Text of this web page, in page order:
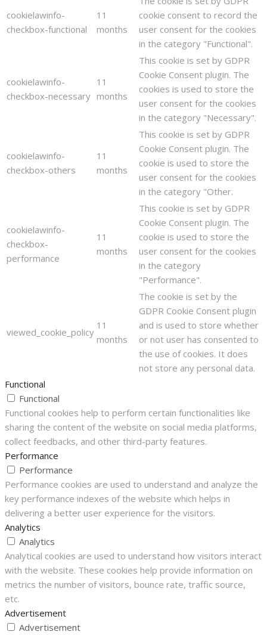
cookielawinfo-
checkbox-functional
11
months
cookie consent to record the
user consent for the cookies
in the category "Functional".
cookielawinfo-
checkbox-necessary
11
months
This cookie is set by GDPR
Cookie Consent plugin. The
cookies is used to store the
user consent for the cookies
in the category "Necessary".
cookielawinfo-
checkbox-others
11
months
This cookie is set by GDPR
Cookie Consent plugin. The
cookie is used to store the
user consent for the cookies
in the category "Other.
cookielawinfo-
checkbox-
performance
11
months
This cookie is set by GDPR
Cookie Consent plugin. The
cookie is used to store the
user consent for the cookies
in the category
"Performance".
viewed_cookie_policy
11
months
The cookie is set by the
GDPR Cookie Consent plugin
and is used to store whether
or not user has consented to
the use of cookies. It does
not store any personal data.
Functional
Functional
Functional cookies help to perform certain functionalities like
sharing the content of the website on social media platforms,
collect feedbacks, and other third-party features.
Performance
Performance
Performance cookies are used to understand and analyze the
key performance indexes of the website which helps in
delivering a better user experience for the visitors.
Analytics
Analytics
Analytical cookies are used to understand how visitors interact
with the website. These cookies help provide information on
metrics the number of visitors, bounce rate, traffic source,
etc.
Advertisement
Advertisement